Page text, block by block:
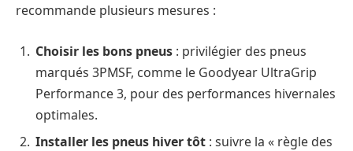
recommande plusieurs mesures :
Choisir les bons pneus : privilégier des pneus
marqués 3PMSF, comme le Goodyear UltraGrip
Performance 3, pour des performances hivernales
optimales.
Installer les pneus hiver tôt : suivre la « règle des